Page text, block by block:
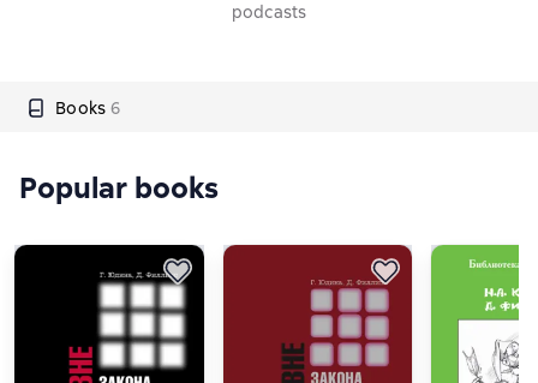
podcasts
Books 6
Popular books